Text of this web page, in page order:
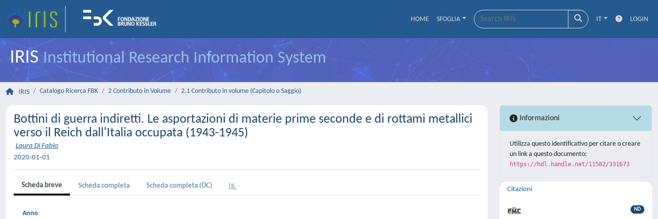
HOME SFOGLIA IT LOGIN
IRISInstitutional Research Information System
IRIS Catalogo Ricerca FBK 2 Contributo in Volume 2.1 Contributo in volume (Capitolo o Saggio)
Bottini di guerra indiretti. Le asportazioni di materie prime seconde e di rottami metallici
verso il Reich dall'Italia occupata (1943-1945)
Laura Di Fabio
2020-01-01
Scheda breve Scheda completa Scheda completa (DC)
Anno
Informazioni
Utilizza questo identificativo per citare o creare
un link a questo documento:
https://hdl.handle.net/11582/331673
Citazioni
ND